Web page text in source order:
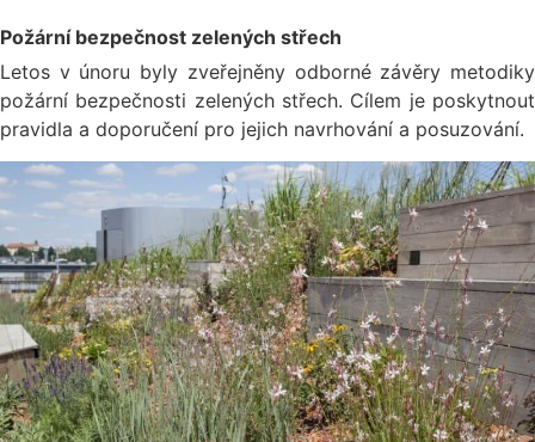
Požární bezpečnost zelených střech
Letos v únoru byly zveřejněny odborné závěry metodiky
požární bezpečnosti zelených střech. Cílem je poskytnout
pravidla a doporučení pro jejich navrhování a posuzování.